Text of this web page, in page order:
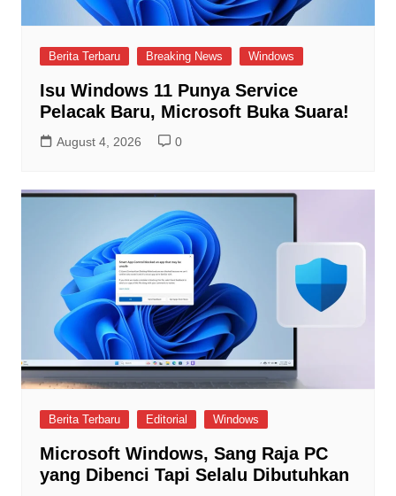
Berita Terbaru Breaking News Windows
Isu Windows 11 Punya Service
Pelacak Baru, Microsoft Buka Suara!
August 4, 2026 0
Berita Terbaru Editorial Windows
Microsoft Windows, Sang Raja PC
yang Dibenci Tapi Selalu Dibutuhkan